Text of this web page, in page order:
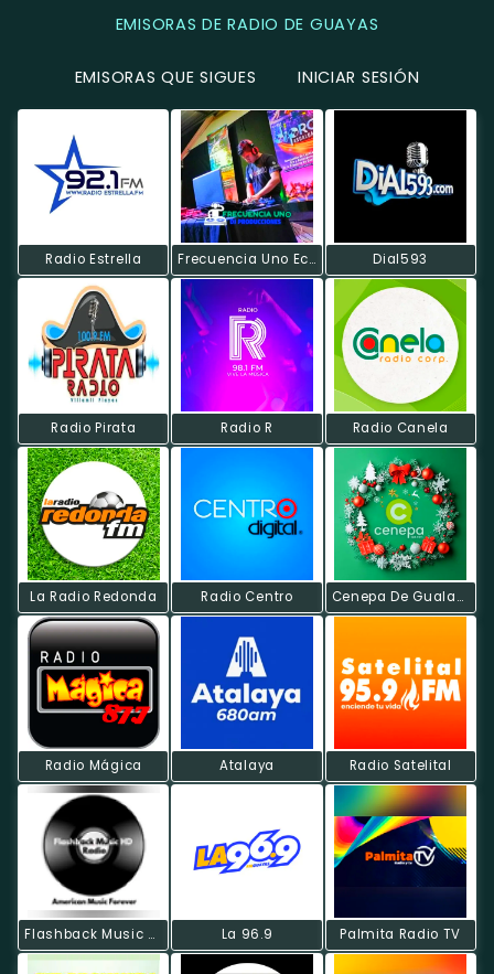
EMISORAS DE RADIO DE GUAYAS
EMISORAS QUE SIGUES INICIAR SESIÓN
Radio Estrella Frecuencia Uno Ecuador Dial593
Radio Pirata Radio R Radio Canela
La Radio Redonda Radio Centro Cenepa De Gualaquiza
Radio Mágica Atalaya Radio Satelital
Flashback Music HD Radio La 96.9 Palmita Radio TV